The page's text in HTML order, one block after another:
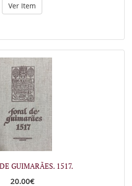
Ver Item
GUIMARÃES. 1517.
20.00€